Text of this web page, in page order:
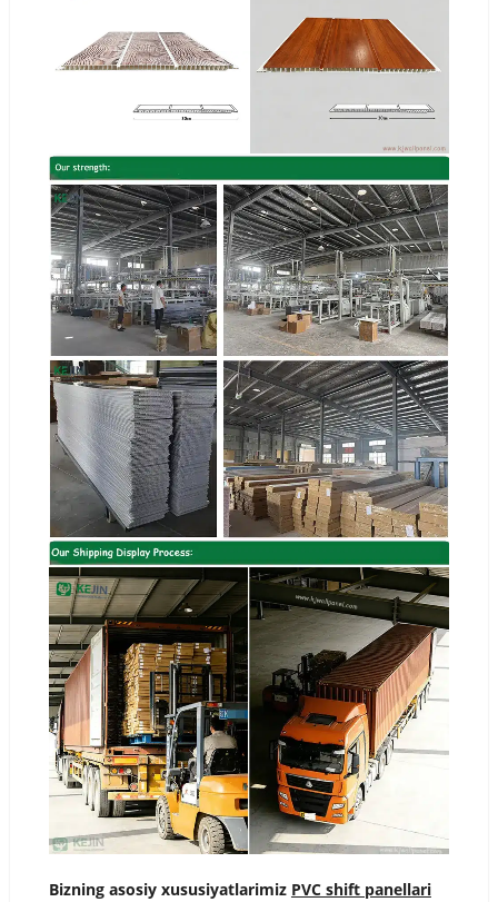
Bizning asosiy xususiyatlarimiz PVC shift panellari